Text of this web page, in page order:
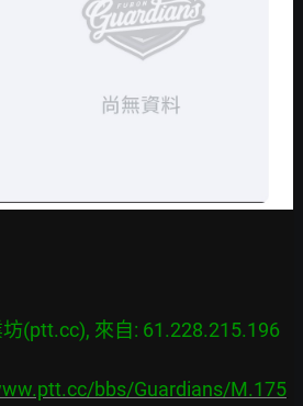
(ptt.cc), 來自: 61.228.215.196
bbs/Guardians/M.175